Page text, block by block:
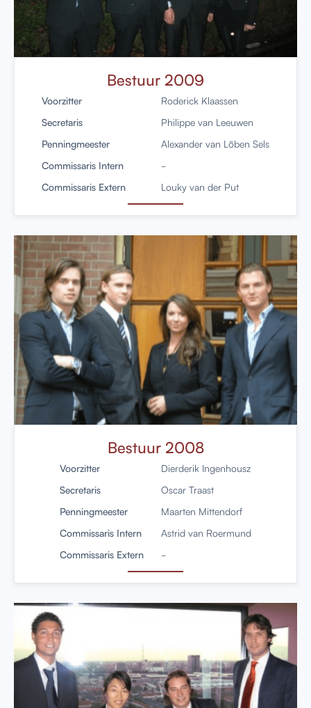
Bestuur 2009
Voorzitter
Roderick Klaassen
Secretaris
Philippe van Leeuwen
Penningmeester
Alexander van Löben Sels
Commissaris Intern
-
Commissaris Extern
Louky van der Put
Bestuur 2008
Voorzitter
Dierderik Ingenhousz
Secretaris
Oscar Traast
Penningmeester
Maarten Mittendorf
Commissaris Intern
Astrid van Roermund
Commissaris Extern
-